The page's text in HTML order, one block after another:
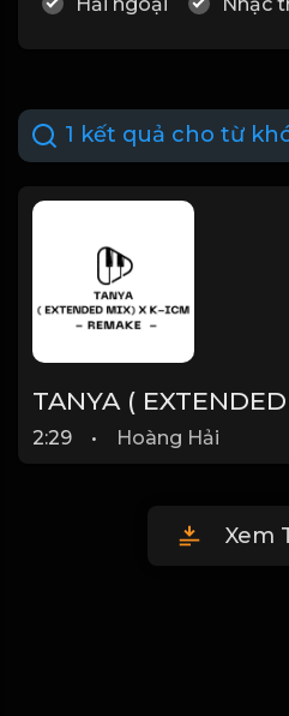
1 kết quả cho từ
2:29 • Hoàng Hải
Xem